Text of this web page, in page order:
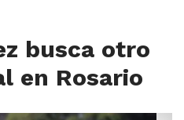
busca otro
en Rosario